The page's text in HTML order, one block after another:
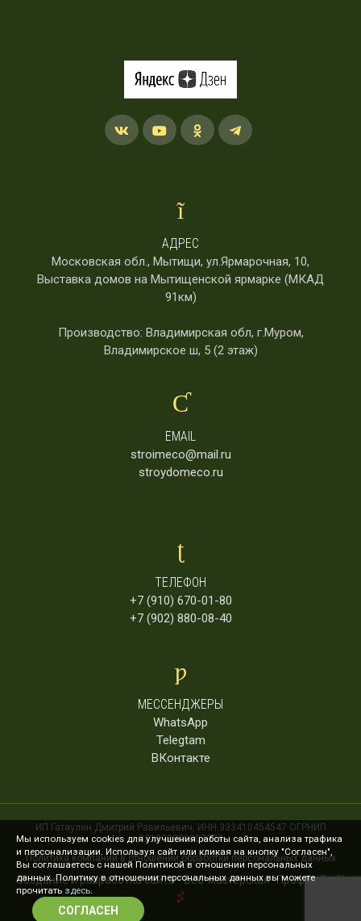
АДРЕС
Московская обл., Мытищи, ул.Ярмарочная, 10,
Выставка домов на Мытищенской ярмарке (МКАД
91км)
Производство: Владимирская обл, г.Муром,
Владимирское ш, 5 (2 этаж)
EMAIL
stroimeco@mail.ru
stroydomeco.ru
ТЕЛЕФОН
+7 (910) 670-01-80
+7 (902) 880-08-40
МЕССЕНДЖЕРЫ
WhatsApp
Telegtam
ВКонтакте
ИП Гатаулин Дмитрий Равильевич, ИНН 333410454547 ОГРНИП
321332800007387
Политика компании в отношении обработки персональных данных
Создание и разработка сайта-Веб-мастерская "ПроффеВеб"
Мы используем cookies для улучшения работы сайта, анализа трафика
и персонализации. Используя сайт или кликая на кнопку "Согласен",
Вы соглашаетесь с нашей Политикой в отношении персональных
данных. Политику в отношении персональных данных вы можете
прочитать здесь.
СОГЛАСЕН